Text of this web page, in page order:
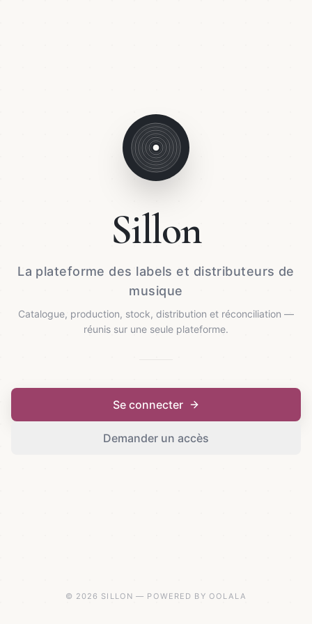
Sillon
La plateforme des labels et distributeurs de
musique
Catalogue, production, stock, distribution et réconciliation —
réunis sur une seule plateforme.
Se connecter
Demander un accès
© 2026 SILLON — POWERED BY OOLALA